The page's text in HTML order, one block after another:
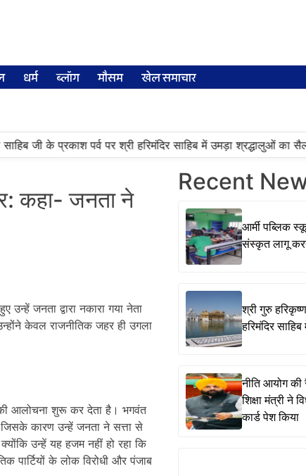
धर्म ब्लॉग मौसम खेल समाचार
जी के प्रकाश पर्व पर श्री हरिमंदिर साहिब में उमड़ा श्रद्धालुओं का सैलाब
कहा- जनता ने
जनता द्वारा नकारा गया नेता
केवल राजनीतिक जहर ही उगला
आलोचना शुरू कर देता है। भगवंत
कारण उन्हें जनता ने सत्ता से
क्योंकि उन्हें यह हजम नहीं हो रहा कि
पार्टियों के लोक विरोधी और पंजाब
Recent
आर्मी पब्लिक
संस्कृत लागू
श्री गुरु
हरिमंदिर
नीति आयोग
शिक्षा मंत्री ने
कार्ड पेश किया